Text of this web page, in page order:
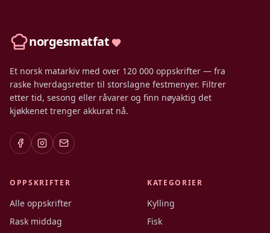
norgesmatfat
Et norsk matarkiv med over 120 000 oppskrifter — fra
raske hverdagsretter til storslagne festmenyer. Filtrer
etter tid, sesong eller råvarer og finn nøyaktig det
kjøkkenet trenger akkurat nå.
OPPSKRIFTER
Alle oppskrifter
Rask middag
KATEGORIER
Kylling
Fisk